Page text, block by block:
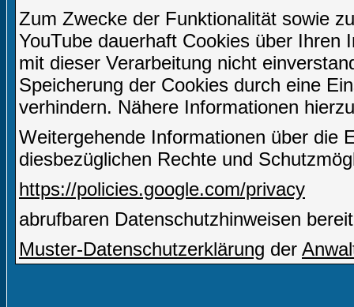
Zum Zwecke der Funktionalität sowie
YouTube dauerhaft Cookies über
mit dieser Verarbeitung nicht
Speicherung der Cookies durch eine
verhindern. Nähere Informationen
Weitergehende Informationen über die
diesbezüglichen Rechte und
https://policies.google.com/privacy
abrufbaren Datenschutzhinweisen
Muster-Datenschutzerklärung der